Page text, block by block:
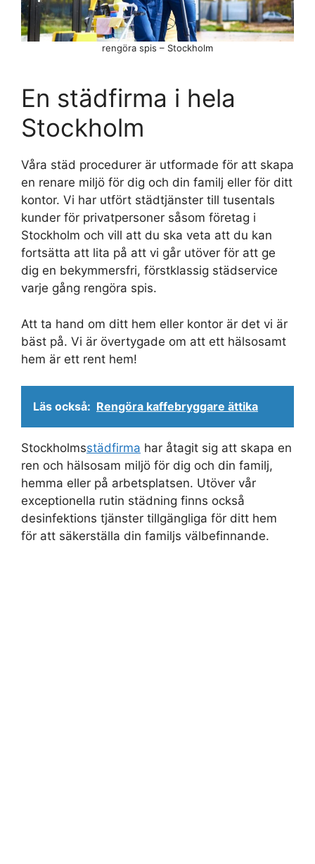
En städfirma i hela
Stockholm
Våra städ procedurer är utformade för att skapa
en renare miljö för dig och din familj eller för ditt
kontor. Vi har utfört städtjänster till tusentals
kunder för privatpersoner såsom företag i
Stockholm och vill att du ska veta att du kan
fortsätta att lita på att vi går utöver för att ge
dig en bekymmersfri, förstklassig städservice
varje gång rengöra spis.
Att ta hand om ditt hem eller kontor är det vi är
bäst på. Vi är övertygade om att ett hälsosamt
hem är ett rent hem!
Läs också: Rengöra kaffebryggare ättika
Stockholmsstädfirma har åtagit sig att skapa en
ren och hälsosam miljö för dig och din familj,
hemma eller på arbetsplatsen. Utöver vår
exceptionella rutin städning finns också
desinfektions tjänster tillgängliga för ditt hem
för att säkerställa din familjs välbefinnande.
rengöra spis – Stockholm